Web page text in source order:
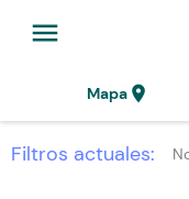
menu
Mapalocation_on
Filtros actuales: